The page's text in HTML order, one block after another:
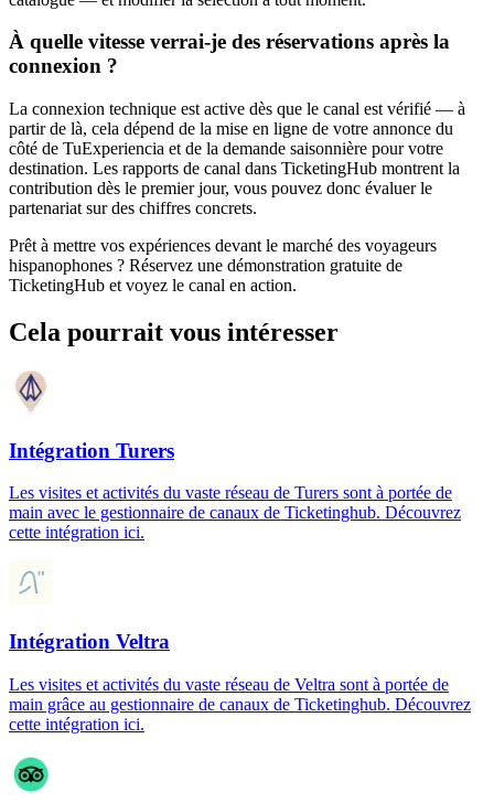
À quelle vitesse verrai-je des réservations après la
connexion ?
La connexion technique est active dès que le canal est vérifié — à
partir de là, cela dépend de la mise en ligne de votre annonce du
côté de TuExperiencia et de la demande saisonnière pour votre
destination. Les rapports de canal dans TicketingHub montrent la
contribution dès le premier jour, vous pouvez donc évaluer le
partenariat sur des chiffres concrets.
Prêt à mettre vos expériences devant le marché des voyageurs
hispanophones ? Réservez une démonstration gratuite de
TicketingHub et voyez le canal en action.
Cela pourrait vous intéresser
Intégration Turers
Les visites et activités du vaste réseau de Turers sont à portée de
main avec le gestionnaire de canaux de Ticketinghub. Découvrez
cette intégration ici.
Intégration Veltra
Les visites et activités du vaste réseau de Veltra sont à portée de
main grâce au gestionnaire de canaux de Ticketinghub. Découvrez
cette intégration ici.